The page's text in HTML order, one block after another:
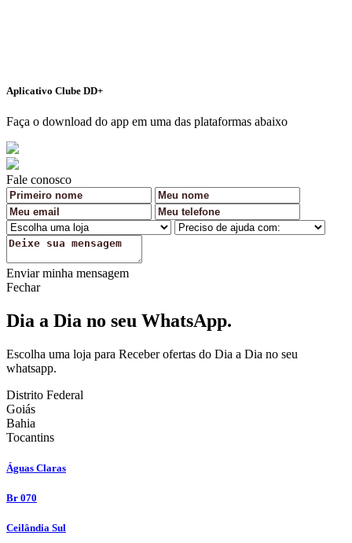
Aplicativo Clube DD+
Faça o download do app em uma das plataformas abaixo
Fale conosco
Enviar minha mensagem
Fechar
Dia a Dia no seu WhatsApp.
Escolha uma loja para Receber ofertas do Dia a Dia no seu
whatsapp.
Distrito Federal
Goiás
Bahia
Tocantins
Águas Claras
Br 070
Ceilândia Sul